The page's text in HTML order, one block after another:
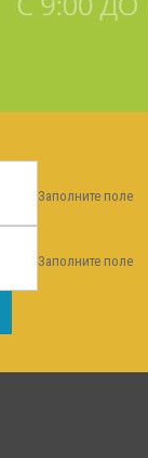
Заполните поле
Заполните поле